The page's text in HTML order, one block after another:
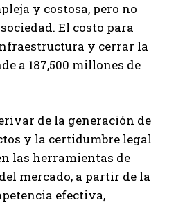
y costosa, pero no
El costo para
y cerrar la
a 187,500 millones de
de la generación de
y la certidumbre legal
las herramientas de
mercado, a partir de la
efectiva,